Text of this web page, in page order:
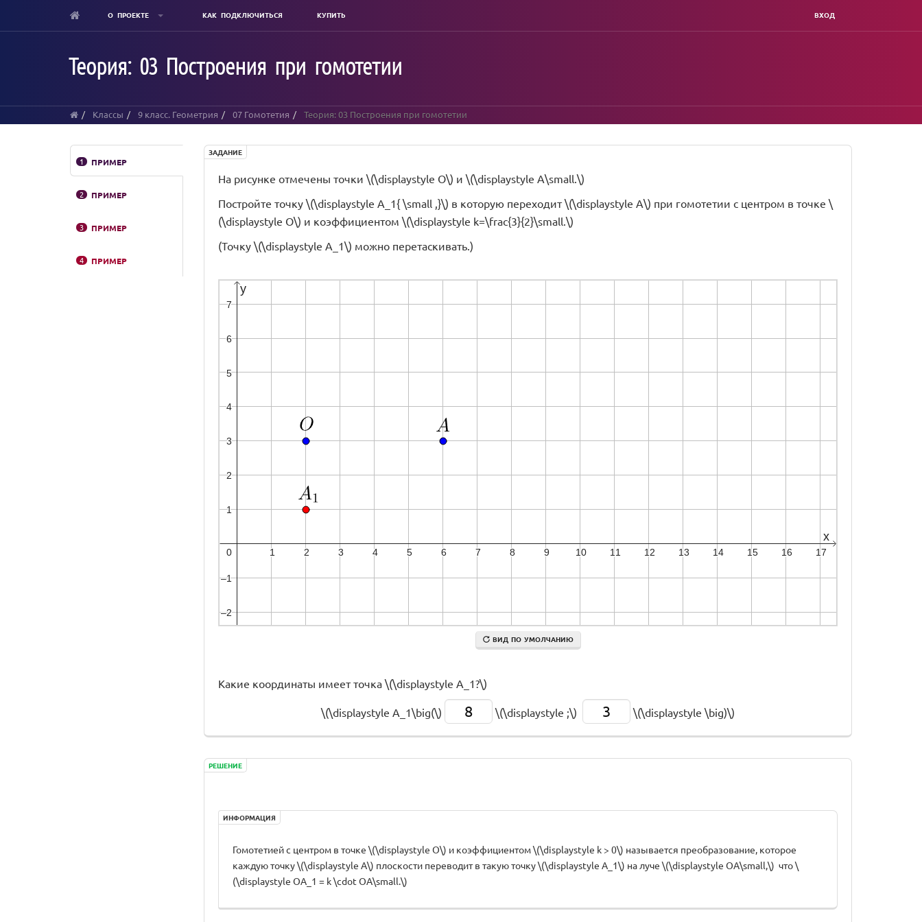
О ПРОЕКТЕ КАК ПОДКЛЮЧИТЬСЯ КУПИТЬ ВХОД
Теория: 03 Построения при гомотетии
Классы 9 класс. Геометрия 07 Гомотетия Теория: 03 Построения при гомотетии
1 ПРИМЕР
2 ПРИМЕР
3 ПРИМЕР
4 ПРИМЕР
ЗАДАНИЕ
На рисунке отмечены точки \(\displaystyle O\) и \(\displaystyle A\small.\)
Постройте точку \(\displaystyle A_1{ \small ,}\) в которую переходит \(\displaystyle A\) при гомотетии с центром в точке \
(\displaystyle O\) и коэффициентом \(\displaystyle k=\frac{3}{2}\small.\)
(Точку \(\displaystyle A_1\) можно перетаскивать.)
ВИД ПО УМОЛЧАНИЮ
Какие координаты имеет точка \(\displaystyle A_1?\)
\(\displaystyle A_1\big(\) 8 \(\displaystyle ;\) 3 \(\displaystyle \big)\)
РЕШЕНИЕ
ИНФОРМАЦИЯ
Гомотетией с центром в точке \(\displaystyle O\) и коэффициентом \(\displaystyle k > 0\) называется преобразование, которое
каждую точку \(\displaystyle A\) плоскости переводит в такую точку \(\displaystyle A_1\) на луче \(\displaystyle OA\small,\) что \
(\displaystyle OA_1 = k \cdot OA\small.\)